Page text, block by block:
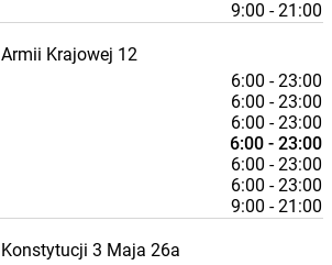
9:00 - 21:00
Armii Krajowej 12
6:00 - 23:00
6:00 - 23:00
6:00 - 23:00
6:00 - 23:00
6:00 - 23:00
6:00 - 23:00
9:00 - 21:00
Konstytucji 3 Maja 26a